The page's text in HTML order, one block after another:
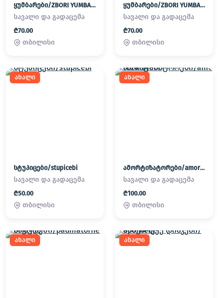
ყუმბარები/ZBORI YUMBAREBI
სავალი და გადაცემა
₾70.00
თბილისი
ყუმბარები/ZBORI YUMBAREBI
სავალი და გადაცემა
₾70.00
თბილისი
ახალი
სტუპიცები/stupicebi
სავალი და გადაცემა
₾50.00
თბილისი
ახალი
ამორტიზატორები/amortizatorebi
სავალი და გადაცემა
₾100.00
თბილისი
ახალი ახალი